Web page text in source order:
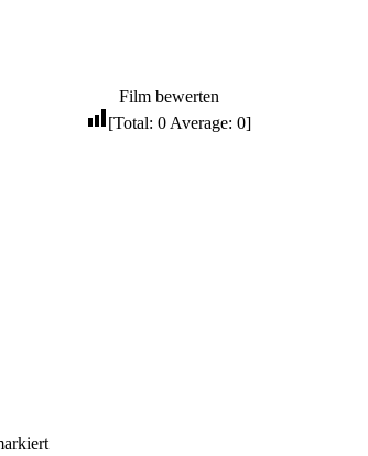
Film bewerten
[Total: 0 Average: 0]